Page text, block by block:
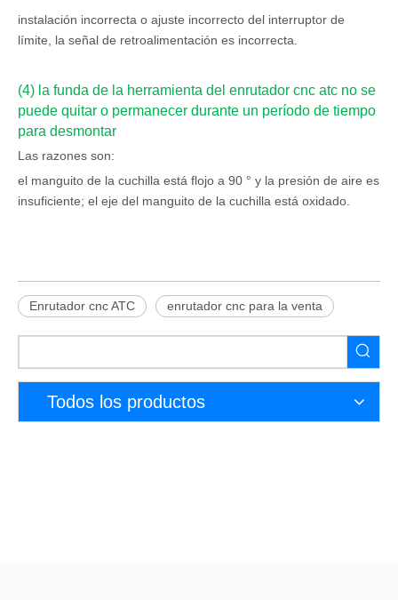
instalación incorrecta o ajuste incorrecto del interruptor de
límite, la señal de retroalimentación es incorrecta.
(4) la funda de la herramienta del enrutador cnc atc no se
puede quitar o permanecer durante un período de tiempo
para desmontar
Las razones son:
el manguito de la cuchilla está flojo a 90 ° y la presión de aire es
insuficiente; el eje del manguito de la cuchilla está oxidado.
Enrutador cnc ATC enrutador cnc para la venta
Todos los productos